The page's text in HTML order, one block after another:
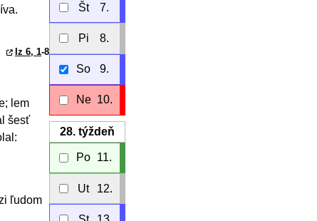
Iz 6, 1-8
lem
šesť
ľudom
Št 7.
Pi 8.
So 9.
Ne 10.
28.týždeň
Po 11.
Ut 12.